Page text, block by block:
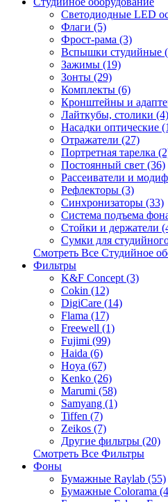
Светодиодные LED
Флаги (5)
Фрост-рама (3)
Вспышки студийные
Зажимы (19)
Зонты (29)
Комплекты (6)
Кронштейны и
Лайткубы, столики (4)
Насадки оптические
Отражатели (27)
Портретная тарелка
Постоянный свет (36)
Рассеиватели и
Рефлекторы (3)
Синхронизаторы (33)
Система подъема
Стойки и держатели
Сумки для
Смотреть Все Студийное
Фильтры
K&F Concept (3)
Cokin (12)
DigiCare (14)
Flama (17)
Freewell (1)
Fujimi (99)
Haida (6)
Hoya (67)
Kenko (26)
Marumi (58)
Samyang (1)
Tiffen (7)
Zeikos (7)
Другие фильтры (20)
Смотреть Все Фильтры
Фоны
Бумажные Raylab (55)
Бумажные Colorama